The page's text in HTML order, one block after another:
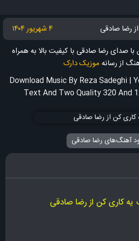
رضا صادقی
۴ شهریور ۱۴۰۴
صدای رضا صادقی با کیفیت بالا به همراه
از رسانه موزیک دارک
Download Music By Reza Sadeghi |
Text And Two Quality 320 And
آهنگ‌های رضا صادقی
کاری کن از رضا صادقی